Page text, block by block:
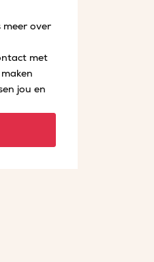
meer over
met
jou en